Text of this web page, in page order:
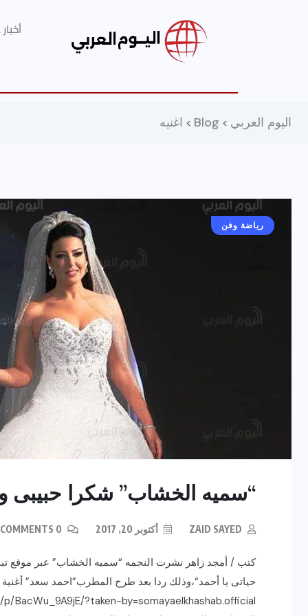
اليوم العربي >
Blog
> اغنيه
أخبار عامة
رياضة وفن
“سميه الخشاب” شكرا حبيبى
ZAID SAYED أكتوبر 20, 2017
كتب / أمجد زاهر نشرت النجمه “سميه الخشاب” عبر موقع